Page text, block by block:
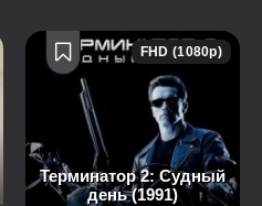
Терминатор 2: Судный
день (1991)
FHD (1080p)